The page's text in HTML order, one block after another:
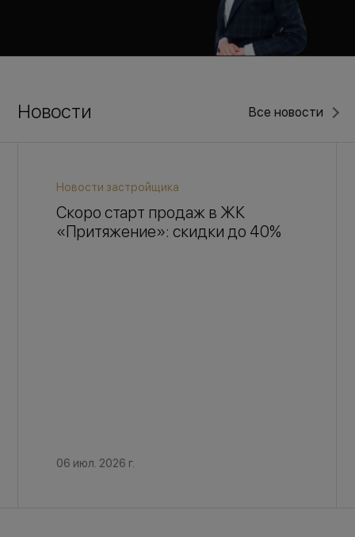
Новости Все новости
Новости застройщика
Скоро старт продаж в ЖК
«Притяжение»: скидки до 40%
06 июл. 2026 г.